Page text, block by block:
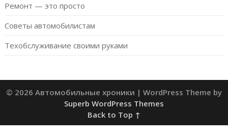
Ремонт — это просто
Советы автомобилистам
Техобслуживание своими руками
© 2026 Автомобильные хроники | WordPress Theme by
Superb WordPress Themes
Back to Top ↑